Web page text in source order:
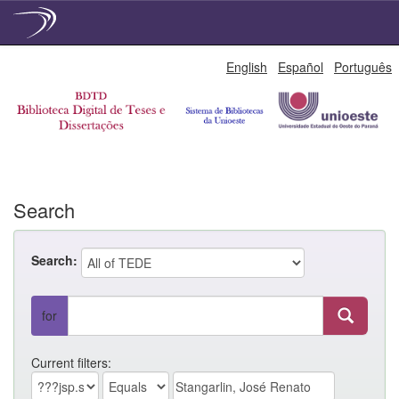
English Español Português
Search
Search:
for
Current filters: